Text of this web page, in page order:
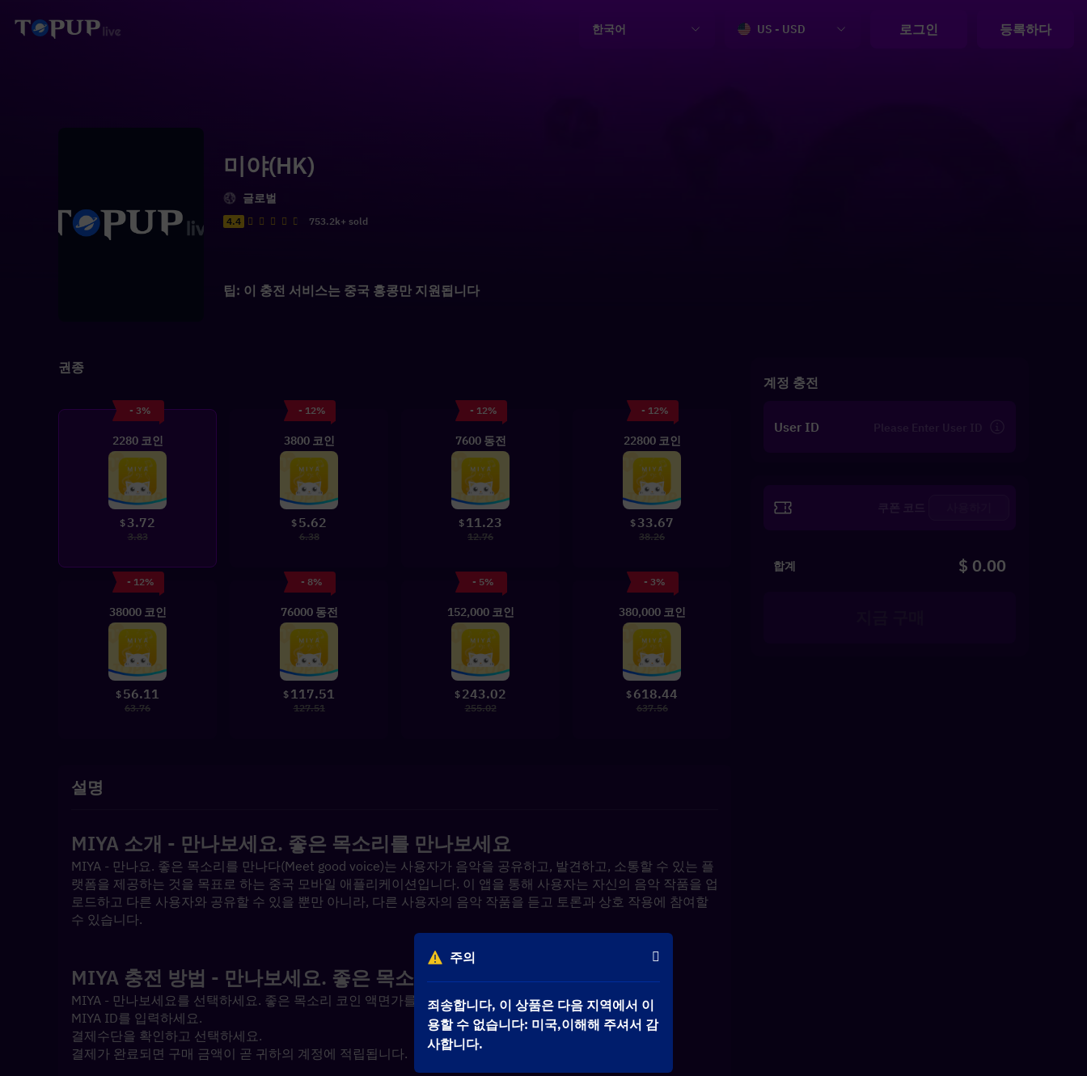
주의
죄송합니다, 이 상품은 다음 지역에서 이
용할 수 없습니다: 미국,이해해 주셔서 감
사합니다.
한국어 US - USD 로그인 등록하다
미야(HK)
글로벌
4.4 753.2k+ sold
팁: 이 충전 서비스는 중국 홍콩만 지원됩니다
권종
- 3%
2280 코인
$ 3.72
3.83
- 12%
3800 코인
$ 5.62
6.38
- 12%
7600 동전
$ 11.23
12.76
- 12%
22800 코인
$ 33.67
38.26
- 12%
38000 코인
$ 56.11
63.76
- 8%
76000 동전
$ 117.51
127.51
- 5%
152,000 코인
$ 243.02
255.02
- 3%
380,000 코인
$ 618.44
637.56
설명
MIYA 소개 - 만나보세요. 좋은 목소리를 만나보세요
MIYA - 만나요. 좋은 목소리를 만나다(Meet good voice)는 사용자가 음악을 공유하고, 발견하고, 소통할 수 있는 플
랫폼을 제공하는 것을 목표로 하는 중국 모바일 애플리케이션입니다. 이 앱을 통해 사용자는 자신의 음악 작품을 업
로드하고 다른 사용자와 공유할 수 있을 뿐만 아니라, 다른 사용자의 음악 작품을 듣고 토론과 상호 작용에 참여할
수 있습니다.
MIYA 충전 방법 - 만나보세요. 좋은 목소리 코인을 만나보실까요?
MIYA - 만나보세요를 선택하세요. 좋은 목소리 코인 액면가를 만나보세요.
MIYA ID를 입력하세요.
결제수단을 확인하고 선택하세요.
결제가 완료되면 구매 금액이 곧 귀하의 계정에 적립됩니다.
계정 충전
User ID
합계 $ 0.00